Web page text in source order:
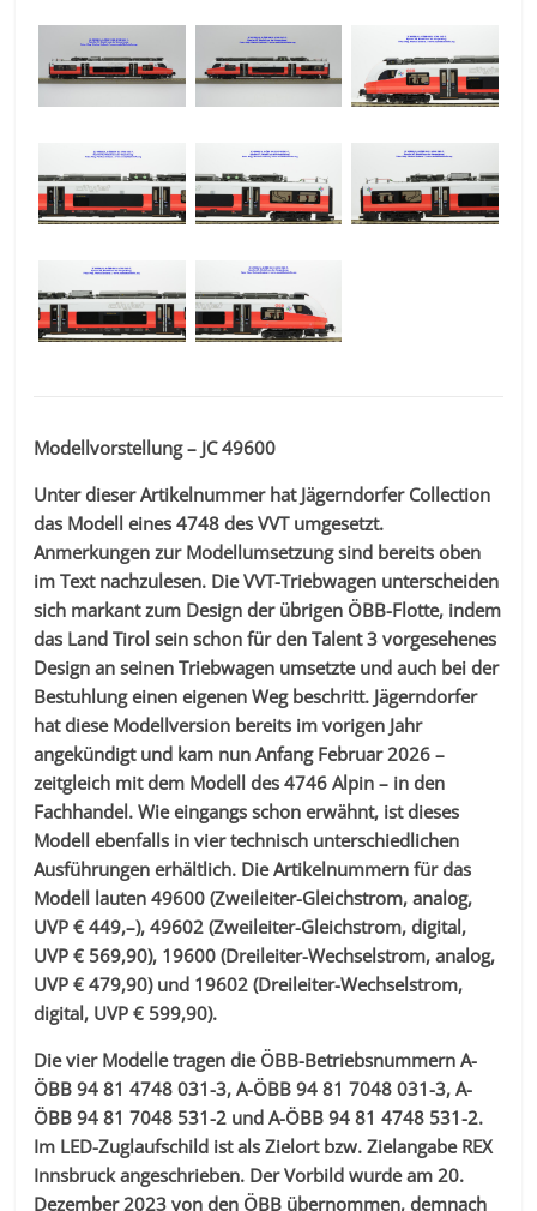
Modellvorstellung – JC 49600
Unter dieser Artikelnummer hat Jägerndorfer Collection
das Modell eines 4748 des VVT umgesetzt.
Anmerkungen zur Modellumsetzung sind bereits oben
im Text nachzulesen. Die VVT-Triebwagen unterscheiden
sich markant zum Design der übrigen ÖBB-Flotte, indem
das Land Tirol sein schon für den Talent 3 vorgesehenes
Design an seinen Triebwagen umsetzte und auch bei der
Bestuhlung einen eigenen Weg beschritt. Jägerndorfer
hat diese Modellversion bereits im vorigen Jahr
angekündigt und kam nun Anfang Februar 2026 –
zeitgleich mit dem Modell des 4746 Alpin – in den
Fachhandel. Wie eingangs schon erwähnt, ist dieses
Modell ebenfalls in vier technisch unterschiedlichen
Ausführungen erhältlich. Die Artikelnummern für das
Modell lauten 49600 (Zweileiter-Gleichstrom, analog,
UVP € 449,–), 49602 (Zweileiter-Gleichstrom, digital,
UVP € 569,90), 19600 (Dreileiter-Wechselstrom, analog,
UVP € 479,90) und 19602 (Dreileiter-Wechselstrom,
digital, UVP € 599,90).
Die vier Modelle tragen die ÖBB-Betriebsnummern A-
ÖBB 94 81 4748 031-3, A-ÖBB 94 81 7048 031-3, A-
ÖBB 94 81 7048 531-2 und A-ÖBB 94 81 4748 531-2.
Im LED-Zuglaufschild ist als Zielort bzw. Zielangabe REX
Innsbruck angeschrieben. Der Vorbild wurde am 20.
Dezember 2023 von den ÖBB übernommen, demnach